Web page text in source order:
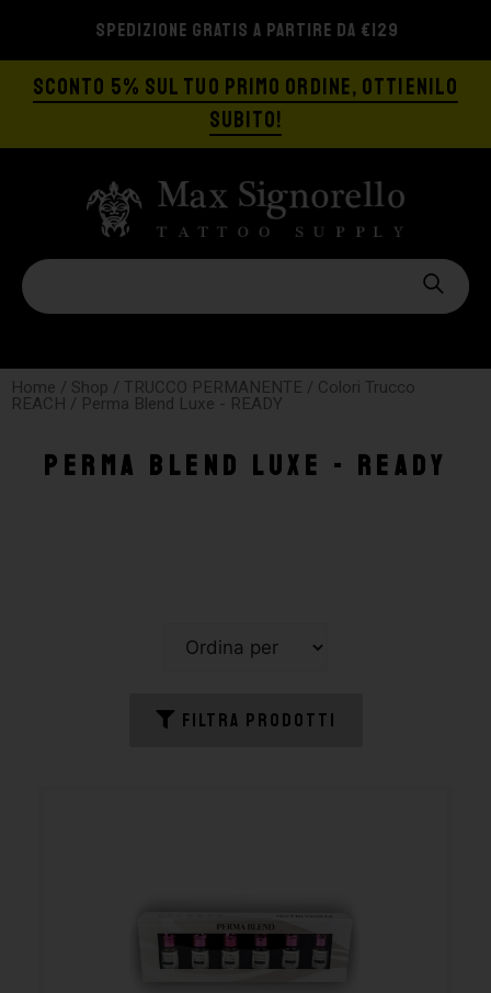
SPEDIZIONE GRATIS A PARTIRE DA €129
SCONTO 5% SUL TUO PRIMO ORDINE, OTTIENILO
SUBITO!
Home / Shop / TRUCCO PERMANENTE / Colori Trucco
REACH / Perma Blend Luxe - READY
Perma Blend Luxe - READY
FILTRA PRODOTTI